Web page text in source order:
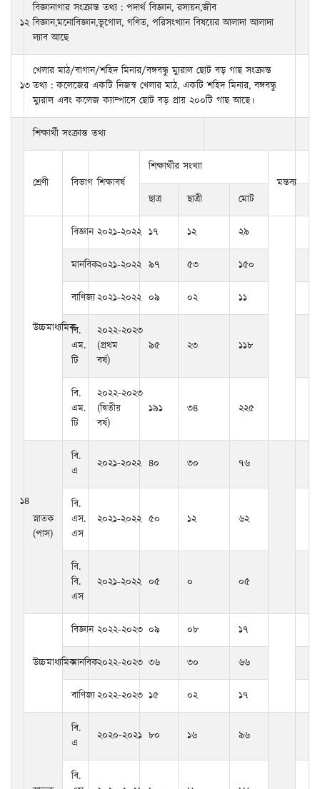
১২
বিজ্ঞানাগার সংক্রান্ত তথ্য : পদার্থ বিজ্ঞান, রসায়ন,জীব
বিজ্ঞান,মনোবিজ্ঞান,ভূগোল, গণিত, পরিসংখ্যান বিষয়ের আলাদা আলাদা
ল্যাব আছে
১৩
খেলার মাঠ/বাগান/শহিদ মিনার/বঙ্গবন্ধু ম্যুরাল ছোট বড় গাছ সংক্রান্ত
তথ্য : কলেজের একটি নিজস্ব খেলার মাঠ, একটি শহিদ মিনার, বঙ্গবন্ধু
ম্যুরাল এবং কলেজ ক্যাম্পাসে ছোট বড় প্রায় ২০০টি গাছ আছে।
১৪
শিক্ষার্থী সংক্রান্ত তথ্য
শ্রেণী বিভাগ শিক্ষাবর্ষ
শিক্ষার্থীর সংখ্যা
মন্তব্য
ছাত্র
ছাত্রী মোট
উচ্চমাধ্যমিক
বিজ্ঞান ২০২১-২০২২ ১৭ ১২ ২৯
মানবিক২০২১-২০২২ ৯৭ ৫৩ ১৫০
বাণিজ্য২০২১-২০২২ ০৯ ০২ ১১
বি.
এম.
টি
২০২২-২০২৩
(প্রথম
বর্ষ)
৯৫ ২৩ ১১৮
বি.
এম.
টি
২০২২-২০২৩
(দ্বিতীয়
বর্ষ)
১৯১ ৩৪ ২২৫
স্নাতক
(পাস)
বি.
এ
২০২১-২০২২ ৪০ ৩০ ৭৬
বি.
এস.
এস
২০২১-২০২২ ৫০ ১২ ৬২
বি.
বি.
এস
২০২১-২০২২ ০৫ ০ ০৫
উচ্চমাধ্যমিক
বিজ্ঞান ২০২২-২০২৩ ০৯ ০৮ ১৭
মানবিক২০২২-২০২৩ ৩৬ ৩০ ৬৬
বাণিজ্য২০২২-২০২৩ ১৫ ০২ ১৭
বি.
এ
২০২০-২০২১ ৮০ ১৬ ৯৬
বি.